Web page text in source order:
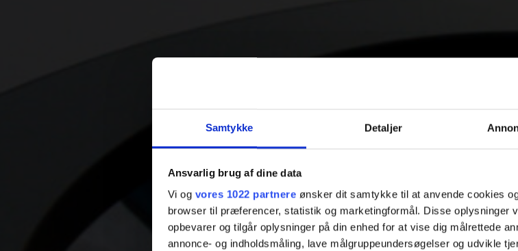
Samtykke Detaljer
Ansvarlig brug af dine data
Vi og vores 1022 partnere ønsker dit samtykke til at anvende cookies
browser til præferencer, statistik og marketingformål. Disse oplysninger
opbevarer og tilgår oplysninger på din enhed for at vise dig målrettede
annonce- og indholdsmåling, lave målgruppeundersøgelser og udvikle